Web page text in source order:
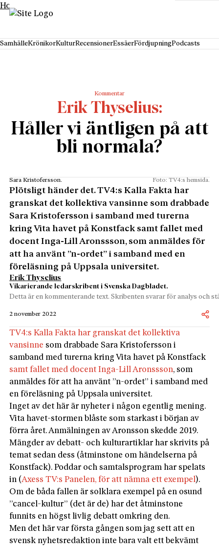
Hoppa till innehåll
SamhälleKrönikorKulturRecensionerEssäerFördjupningPodcasts
Kommentar
Erik Thyselius
Håller vi äntligen på att
bli normala?
Sara Kristofersson. Foto: TV4:s hemsida.
Plötsligt händer det. TV4:s Kalla Fakta har
granskat det kollektiva vansinne som drabbade
Sara Kristofersson i samband med turerna
kring Vita havet på Konstfack samt fallet med
docent Inga-Lill Aronssson, som anmäldes för
att ha använt ”n-ordet” i samband med en
föreläsning på Uppsala universitet.
Erik Thyselius
Vikarierande ledarskribent i Svenska Dagbladet.
Detta är en kommenterande text. Skribenten svarar för analys och
2 november 2022
TV4:s Kalla Fakta har granskat det kollektiva
vansinne som drabbade Sara Kristofersson i
samband med turerna kring Vita havet på Konstfack
samt fallet med docent Inga-Lill Aronssson, som
anmäldes för att ha använt ”n-ordet” i samband med
en föreläsning på Uppsala universitet.
Inget av det här är nyheter i någon egentlig mening.
Vita havet-stormen blåste som starkast i början av
förra året. Anmälningen av Aronsson skedde 2019.
Mängder av debatt- och kulturartiklar har skrivits på
temat sedan dess (åtminstone om händelserna på
Konstfack). Poddar och samtalsprogram har spelats
in (Axess TV:s Panelen, för att nämna ett exempel).
Om de båda fallen är solklara exempel på en osund
”cancel-kultur” (det är de) har det åtminstone
funnits en högst livlig debatt omkring den.
Men det här var första gången som jag sett att en
svensk nyhetsredaktion inte bara valt ett bekvämt